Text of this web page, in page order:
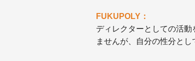
FUKUPOLY：
ディレクターとしての活
ませんが、自分の性分とし